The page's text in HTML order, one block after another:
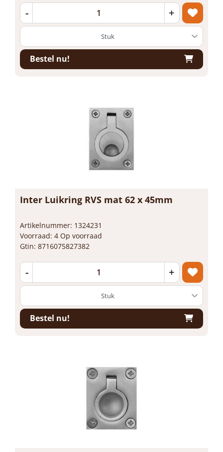
- +
Bestel nu!
Inter Luikring RVS mat 62 x 45mm
Artikelnummer: 1324231
Voorraad: 4 Op voorraad
Gtin: 8716075827382
- +
Bestel nu!